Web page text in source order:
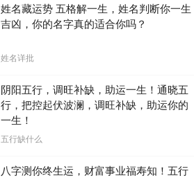
姓名藏运势 五格解一生，姓名判断你一生
吉凶，你的名字真的适合你吗？
姓名详批
阴阳五行，调旺补缺，助运一生！通晓五
行，把控起伏波澜，调旺补缺，助运你的
一生！
五行缺什么
八字测你终生运，财富事业福寿知！五行